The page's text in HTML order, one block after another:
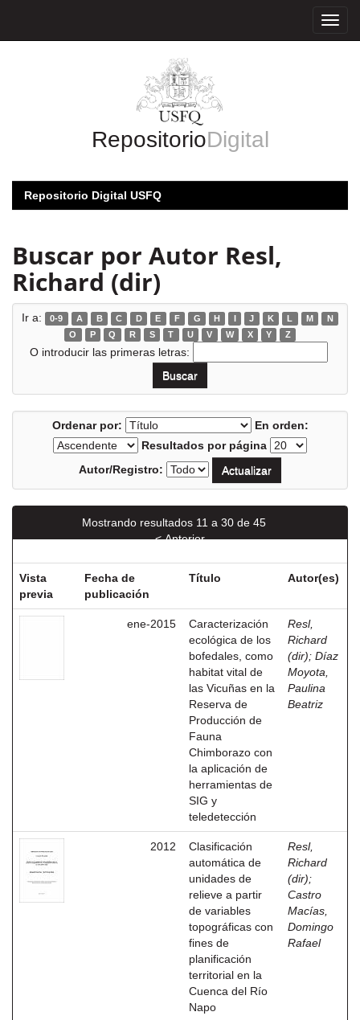
RepositorioDigital
Repositorio Digital USFQ
Buscar por Autor Resl,
Richard (dir)
Ir a: 0-9 A B C D E F G H I J K L M
N
O
P Q R S T U V W X Y Z
O introducir las primeras letras:
Ordenar por:
En orden:
Resultados por página
Autor/Registro:
Mostrando resultados 11 a 30 de 45
< Anterior
Vista
previa
Fecha de
publicación
Título Autor(es)
ene-2015
Caracterización
ecológica de los
bofedales, como
habitat vital de
las Vicuñas en la
Reserva de
Producción de
Fauna
Chimborazo con
la aplicación de
herramientas de
SIG y
teledetección
Resl,
Richard
(dir); Díaz
Moyota,
Paulina
Beatriz
2012
Clasificación
automática de
unidades de
relieve a partir
de variables
topográficas con
fines de
planificación
territorial en la
Cuenca del Río
Napo
Resl,
Richard
(dir);
Castro
Macías,
Domingo
Rafael